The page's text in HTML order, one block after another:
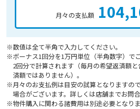
月々の支払額
※数値は全て半角で入力してください。
※ボーナス1回分を1万円単位（半角数字）で
2回分で計算されます（毎月の希望返済額
済額ではありません）。
※月々のお支払例は目安の試算となりますの
場合がございます。詳しくは店舗までお問合
※物件購入に関わる諸費用は別途必要となりま